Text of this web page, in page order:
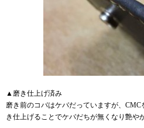
▲磨き仕上げ済み
磨き前のコバはケバだっていますが、
き仕上げることでケバだちが無くなり艶や